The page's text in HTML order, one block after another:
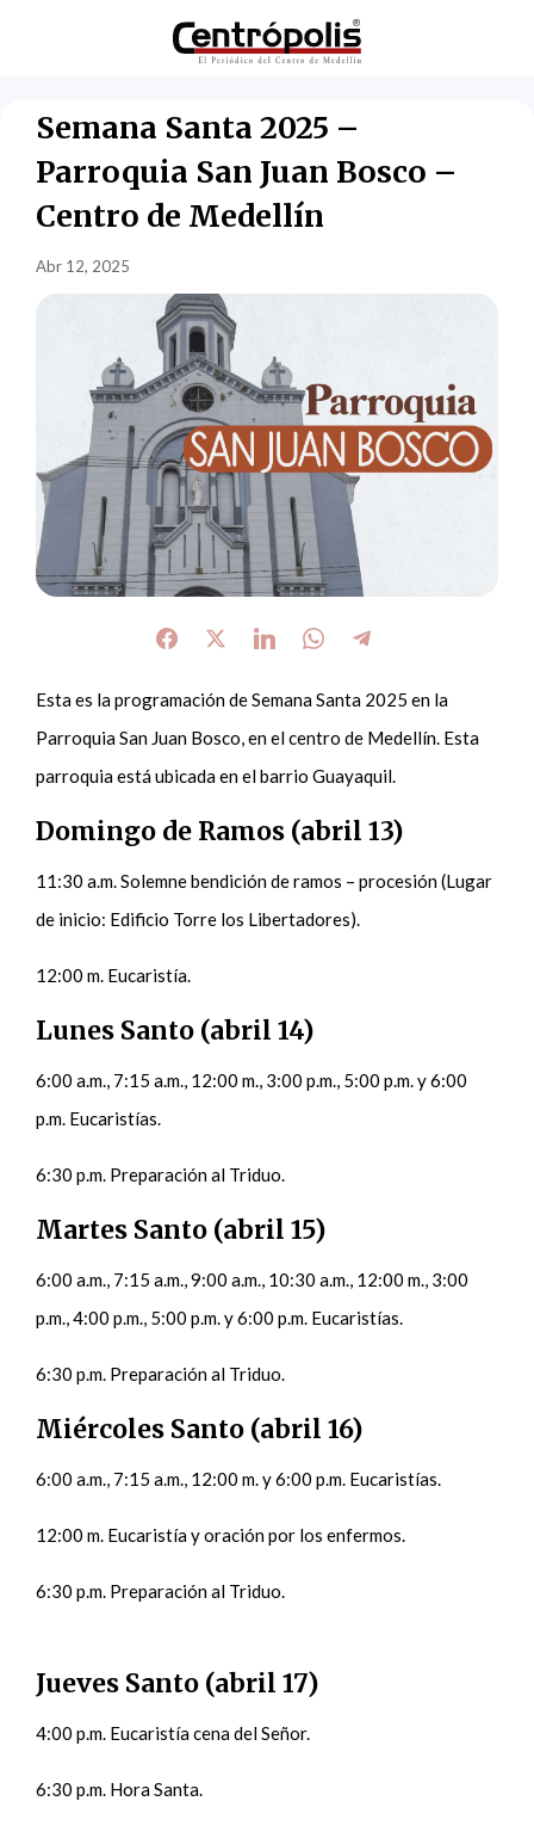
Semana Santa 2025 –
Parroquia San Juan Bosco –
Centro de Medellín
Abr 12, 2025
Esta es la programación de Semana Santa 2025 en la
Parroquia San Juan Bosco, en el centro de Medellín. Esta
parroquia está ubicada en el barrio Guayaquil.
Domingo de Ramos (abril 13)
11:30 a.m. Solemne bendición de ramos – procesión (Lugar
de inicio: Edificio Torre los Libertadores).
12:00 m. Eucaristía.
Lunes Santo (abril 14)
6:00 a.m., 7:15 a.m., 12:00 m., 3:00 p.m., 5:00 p.m. y 6:00
p.m. Eucaristías.
6:30 p.m. Preparación al Triduo.
Martes Santo (abril 15)
6:00 a.m., 7:15 a.m., 9:00 a.m., 10:30 a.m., 12:00 m., 3:00
p.m., 4:00 p.m., 5:00 p.m. y 6:00 p.m. Eucaristías.
6:30 p.m. Preparación al Triduo.
Miércoles Santo (abril 16)
6:00 a.m., 7:15 a.m., 12:00 m. y 6:00 p.m. Eucaristías.
12:00 m. Eucaristía y oración por los enfermos.
6:30 p.m. Preparación al Triduo.
Jueves Santo (abril 17)
4:00 p.m. Eucaristía cena del Señor.
6:30 p.m. Hora Santa.